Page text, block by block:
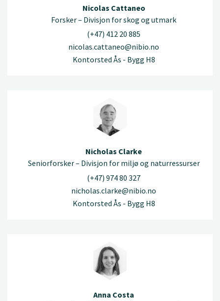
Nicolas Cattaneo
Forsker – Divisjon for skog og utmark
(+47) 412 20 885
nicolas.cattaneo@nibio.no
Kontorsted Ås - Bygg H8
Nicholas Clarke
Seniorforsker – Divisjon for miljø og naturressurser
(+47) 974 80 327
nicholas.clarke@nibio.no
Kontorsted Ås - Bygg H8
Anna Costa